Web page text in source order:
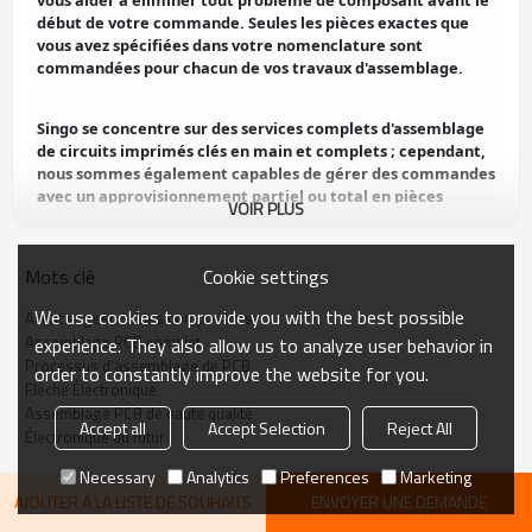
début de votre commande. Seules les pièces exactes que
vous avez spécifiées dans votre nomenclature sont
commandées pour chacun de vos travaux d'assemblage.
Singo se concentre sur des services complets d'assemblage
de circuits imprimés clés en main et complets ; cependant,
nous sommes également capables de gérer des commandes
avec un approvisionnement partiel ou total en pièces
consignées. Nous suivons un calendrier d'achat de pièces de
PCB très systématique et bien organisé, qui a été conçu
d'assemblage de PCB afin d'assurer une efficacité maximale
pour votre projet. Nous prenons en charge toute la
logistique des pièces et des matériaux, et gérons les
systèmes d'approvisionnement. Avec singo derrière vous,
votre entreprise peut se concentrer sur ses compétences de
base.
auprès de fournisseurs de haute qualité et de distributeurs
mondiaux afin de faciliter une expérience d'assemblage de
VOIR PLUS
Mots clé
Achat et gestion des composants
Assemblage PCB complet
Processus d'assemblage de PCB
Flèche Électronique
Assemblage PCB de haute qualité
Électronique du futur
AJOUTER À LA LISTE DE SOUHAITS ENVOYER UNE DEMANDE
Cookie settings
We use cookies to provide you with the best possible
experience. They also allow us to analyze user behavior in
order to constantly improve the website for you.
Accept all Accept Selection
Reject All
Necessary
Analytics Preferences Marketing